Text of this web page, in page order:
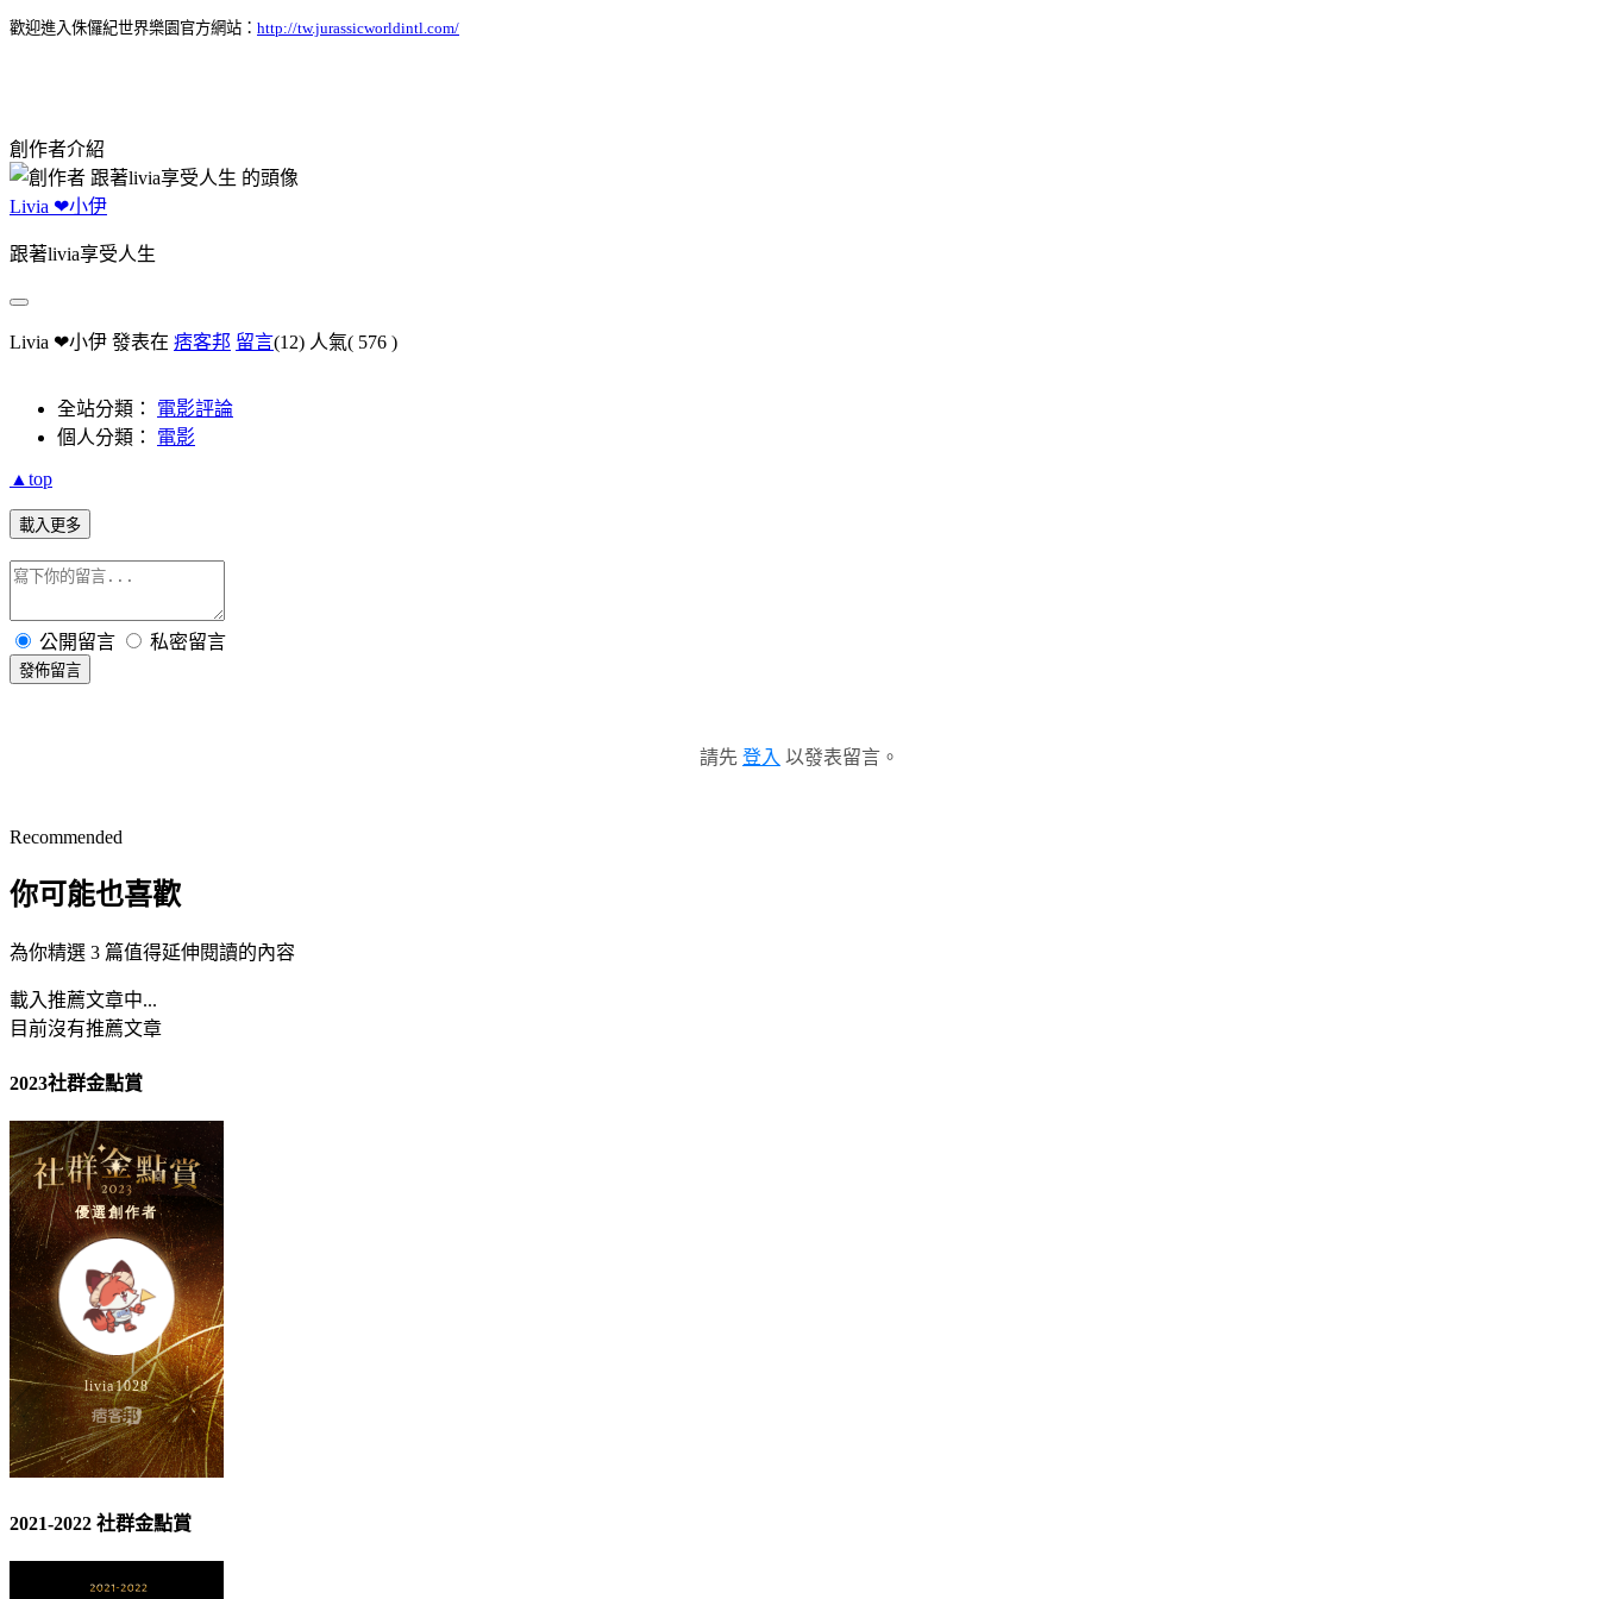
歡迎進入侏儸紀世界樂園官方網站： http://tw.jurassicworldintl.com/
創作者介紹
Livia ❤小伊
跟著livia享受人生
Livia ❤小伊 發表在 痞客邦 留言(12) 人氣( 576 )
全站分類： 電影評論
個人分類： 電影
▲top
載入更多
公開留言 私密留言
發佈留言
請先 登入 以發表留言。
Recommended
你可能也喜歡
為你精選 3 篇值得延伸閱讀的內容
載入推薦文章中...
目前沒有推薦文章
2023社群金點賞
2021-2022 社群金點賞